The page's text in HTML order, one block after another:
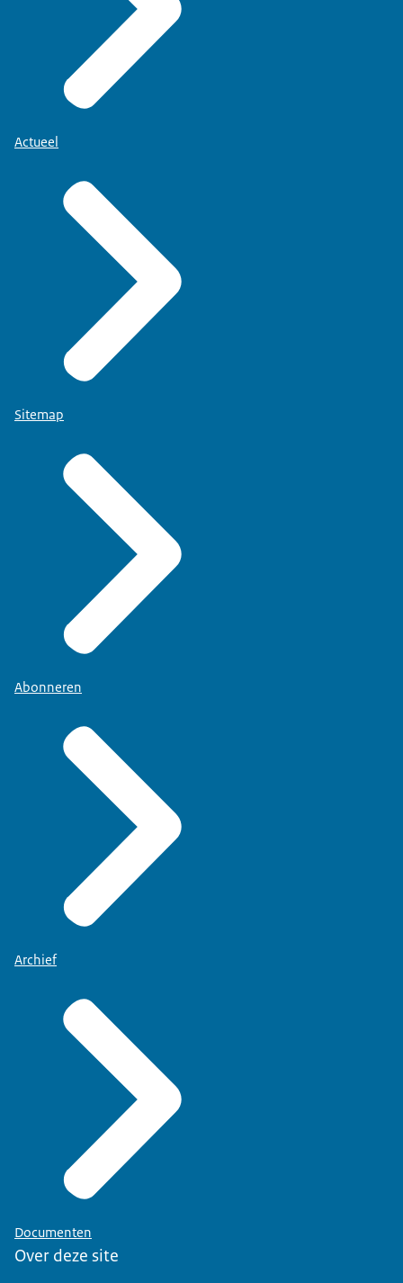
Actueel
Sitemap
Abonneren
Archief
Documenten
Over deze site